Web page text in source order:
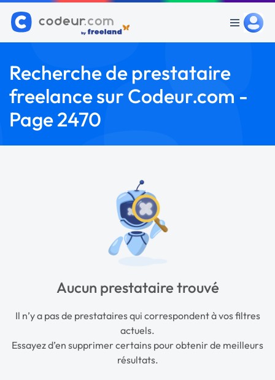
Recherche de prestataire
freelance sur Codeur.com -
Page 2470
Aucun prestataire trouvé
Il n’y a pas de prestataires qui correspondent à vos filtres
actuels.
Essayez d’en supprimer certains pour obtenir de meilleurs
résultats.